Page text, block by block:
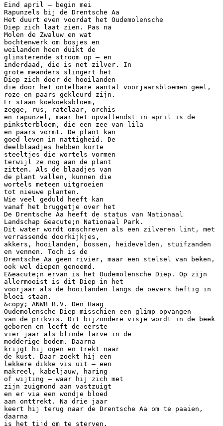
Eind april – begin mei
Rapunzels bij de Drentsche Aa
Het duurt even voordat het Oudemolensche
Diep zich laat zien. Pas na
Molen de Zwaluw en wat
bochtenwerk om bosjes en
weilanden heen duikt de
glinsterende stroom op – en
inderdaad, die is net zilver. In
grote meanders slingert het
Diep zich door de hooilanden
die door het ontelbare aantal voorjaarsbloemen geel,
roze en paars gekleurd zijn.
Er staan koekoeksbloem,
zegge, rus, ratelaar, orchis
en rapunzel, maar het opvallendst in april is de
pinksterbloem, die een zee van lila
en paars vormt. De plant kan
goed leven in nattigheid. De
deelblaadjes hebben korte
steeltjes die wortels vormen
terwijl ze nog aan de plant
zitten. Als de blaadjes van
de plant vallen, kunnen die
wortels meteen uitgroeien
tot nieuwe planten.
Wie veel geduld heeft kan
vanaf het bruggetje over het
De Drentsche Aa heeft de status van Nationaal
Landschap &eacute;n Nationaal Park.
Dit water wordt omschreven als een zilveren lint, met
verrassende doorkijkjes,
akkers, hooilanden, bossen, heidevelden, stuifzanden
en vennen. Toch is de
Drentsche Aa geen rivier, maar een stelsel van beken,
ook wel diepen genoemd.
E&eacute;n ervan is het Oudemolensche Diep. Op zijn
allermooist is dit Diep in het
voorjaar als de hooilanden langs de oevers heftig in
bloei staan.
&copy; ANWB B.V. Den Haag
Oudemolensche Diep misschien een glimp opvangen
van de prikvis. Dit bijzondere visje wordt in de beek
geboren en leeft de eerste
vier jaar als blinde larve in de
modderige bodem. Daarna
krijgt hij ogen en trekt naar
de kust. Daar zoekt hij een
lekkere dikke vis uit – een
makreel, kabeljauw, haring
of wijting – waar hij zich met
zijn zuigmond aan vastzuigt
en er via een wondje bloed
aan onttrekt. Na drie jaar
keert hij terug naar de Drentsche Aa om te paaien,
daarna
is het tijd om te sterven.